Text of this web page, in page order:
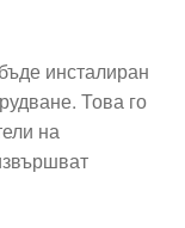
инсталиран
Това го
на